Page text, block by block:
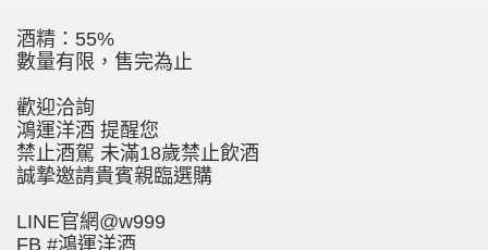
酒精：55%
數量有限，售完為止
歡迎洽詢
鴻運洋酒 提醒您
禁止酒駕 未滿18歲禁止飲酒
誠摯邀請貴賓親臨選購
LINE官網@w999
FB #鴻運洋酒